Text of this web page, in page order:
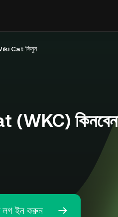
Cat কিনুন
(WKC) কিনবেন
ইন করুন